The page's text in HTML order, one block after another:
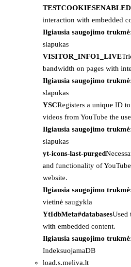
TESTCOOKIESENABLED
interaction with embedded
Ilgiausia saugojimo trukmė
slapukas
VISITOR_INFO1_LIVE
bandwidth on pages with
Ilgiausia saugojimo trukmė
slapukas
YSCRegisters a unique ID
videos from YouTube the
Ilgiausia saugojimo trukmė
slapukas
yt-icons-last-purged
and functionality of
website.
Ilgiausia saugojimo trukmė
vietinė saugykla
YtIdbMeta#databasesUsed
with embedded content.
Ilgiausia saugojimo trukmė
IndeksuojamaDB
load.s.meliva.lt